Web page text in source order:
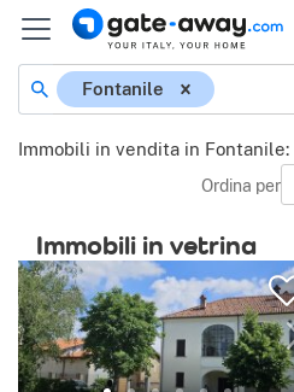
Fontanile
Immobili in vendita in Fontanile:
Ordina per
Immobili in vetrina